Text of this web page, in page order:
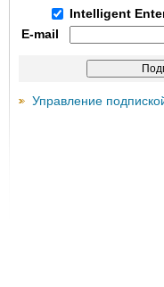
Intelligent
E-mail
Управление